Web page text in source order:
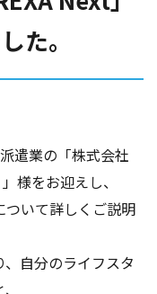
た。
遣業の「株式会社
様をお迎えし、
いて詳しくご説明
自分のライフスタ